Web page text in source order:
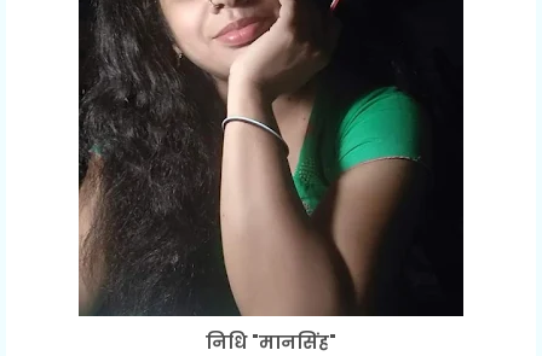
निधि "मानसिंह"